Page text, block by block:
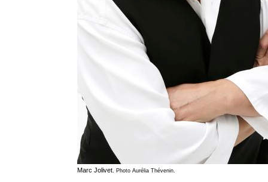
Marc Jolivet. Photo Aurélia Thévenin.